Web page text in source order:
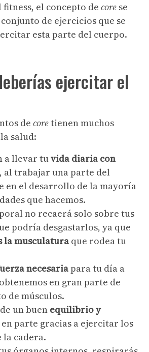
el concepto de core se
de ejercicios que se
esta parte del cuerpo.
ejercitar el
de coretienen muchos
salud:
a llevar tuvida diaria con
, al trabajar una parte del
en el desarrollo de la mayoría
que hacemos.
no recaerá solo sobre tus
podría desgastarlos, ya que
la musculatura que rodea tu
necesaria para tu día a
en gran parte de
de músculos.
un buen equilibrio y
en parte gracias a ejercitar los
la cadera.